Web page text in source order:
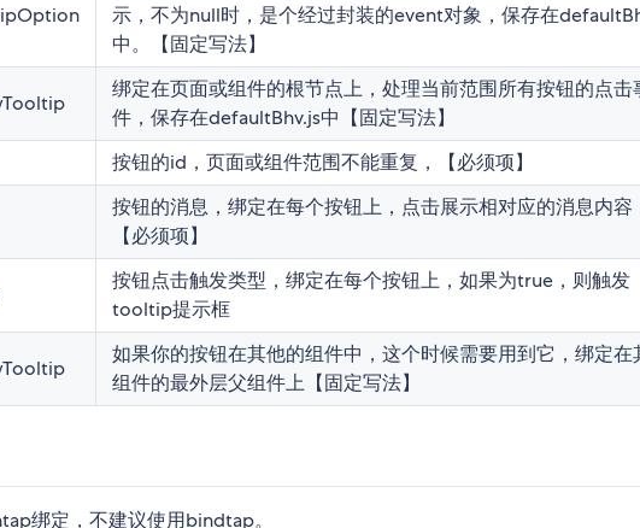
示，不为null时，是个经过封装的event对象，保存在
中。【固定写法】
绑定在页面或组件的根节点上，处理当前范围所有按钮的点击
件，保存在defaultBhv.js中【固定写法】
按钮的id，页面或组件范围不能重复，【必须项】
按钮的消息，绑定在每个按钮上，点击展示相对应的消息内容
【必须项】
按钮点击触发类型，绑定在每个按钮上，如果为true，则触发
tooltip提示框
如果你的按钮在其他的组件中，这个时候需要用到它，绑定在
组件的最外层父组件上【固定写法】
绑定，不建议使用bindtap。